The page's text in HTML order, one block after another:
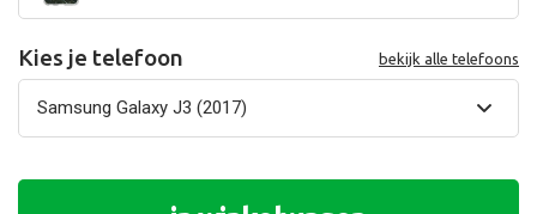
Kies je telefoon bekijk alle telefoons